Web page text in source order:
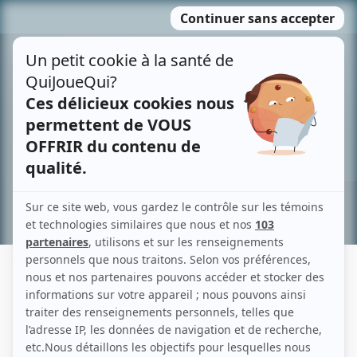
MENU
contenu
Recherche avancée »
YVONNE MOISAN
Liens
Fiche de Yvonne Moisan sur Showbizz.net